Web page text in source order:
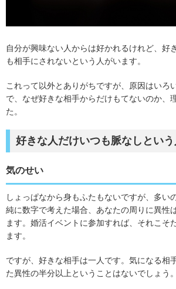
自分が興味ない人からは好かれるけれど、好
も相手にされないという人がいます。
これって以外とありがちですが、原因はいろ
で、なぜ好きな相手からだけもてないのか、
た。
好きな人だけいつも脈なしとい
気のせい
しょっぱなから身もふたもないですが、多い
純に数字で考えた場合、あなたの周りに異性
ます。婚活イベントに参加すれば、それこそ
ます。
ですが、好きな相手は一人です。気になる相
た異性の半分以上ということはないでしょう。